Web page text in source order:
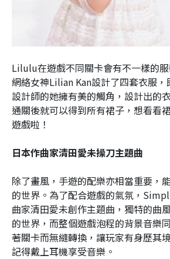
Lilulu在遊戲不同關卡會有不一樣的
網絡女神Lilian Kan設計了四套衣服
設計師的她擁有美的觸角，設計出的
通關後就可以得到所有裙子，想看看
遊戲啦！
日本作曲家清田愛未操刀主題曲
除了畫風，手遊的配樂亦相當重要，
的世界。為了配合遊戲的氣氛，
曲家清田愛未創作主題曲，獨特的曲
的世界，而整個遊戲泡程的背景音樂
著關卡而無縫轉換，讓玩家有身歷其
記得戴上耳機享受音樂。